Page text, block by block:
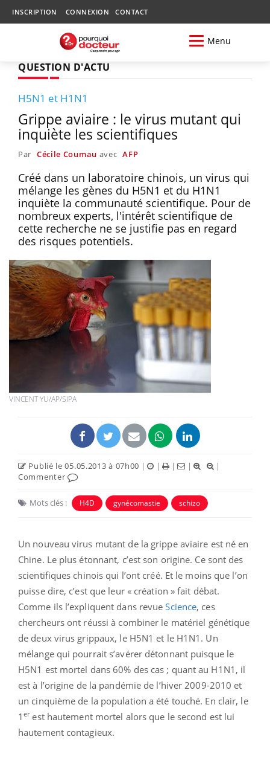
INSCRIPTION CONNEXION CONTACT
Menu
QUESTION D'ACTU
H5N1 et H1N1
Grippe aviaire : le virus mutant qui
inquiète les scientifiques
Par Cécile Coumau avec AFP
Créé dans un laboratoire chinois, un virus qui
mélange les gènes du H5N1 et du H1N1
inquiète la communauté scientifique. Pour de
nombreux experts, l'intérêt scientifique de
cette recherche ne se justifie pas en regard
des risques potentiels.
VINCENT YU/AP/SIPA
Publié le 05.05.2013 à 07h00 | | | |
|
Commenter
Mots clés : H4D gynécomastie schizo
Un nouveau virus mutant de la grippe aviaire est né en
Chine. Le plus étonnant, c’est son origine. Ce sont des
scientifiques chinois qui l’ont créé. Et le moins que l’on
puisse dire, c’est que leur « création » fait débat.
Comme ils l’expliquent dans revueScience, ces
chercheurs ont réussi à combiner le matériel génétique
de deux virus grippaux, le H5N1 et le H1N1. Un
mélange qui pourrait s’avérer détonnant puisque le
H5N1 est mortel dans 60% des cas ; quant au H1N1, il
est à l’origine de la pandémie de l’hiver 2009-2010 et
un cinquième de la population a été touché. En clair, le
1erest hautement mortel alors que le second est lui
hautement contagieux.